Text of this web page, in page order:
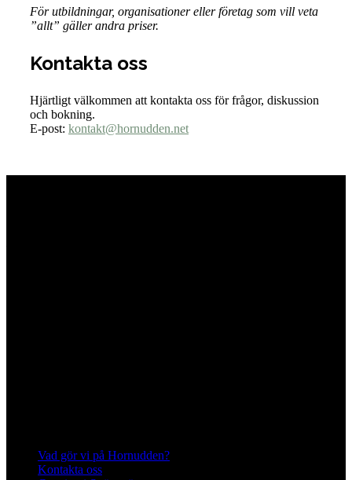
För utbildningar, organisationer eller företag som vill veta
”allt” gäller andra priser.
Kontakta oss
Hjärtligt välkommen att kontakta oss för frågor, diskussion
och bokning.
E-post: kontakt@hornudden.net
Vad gör vi på Hornudden?
Kontakta oss